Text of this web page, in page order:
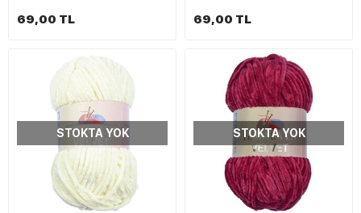
69,00 TL 69,00 TL
STOKTA YOK STOKTA YOK